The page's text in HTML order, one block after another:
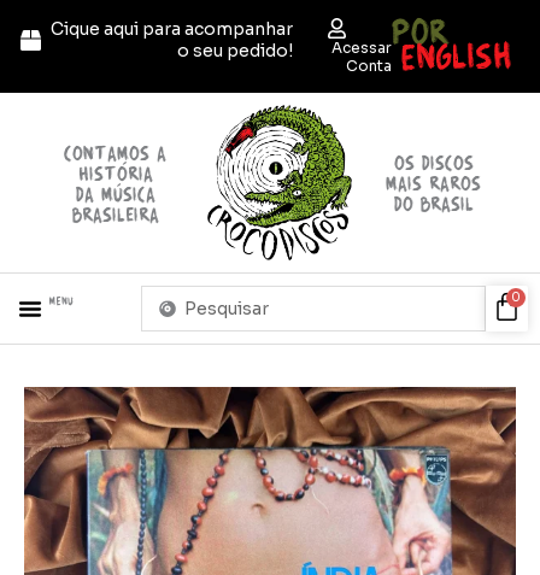
para
conteúdo
Cique aqui para acompanhar
o seu pedido!
Acessar
Conta
POR
ENGLISH
contamos a
história
da música
brasileira
OS discos
mais raros
do brasil
Menu
Pesquisar
0